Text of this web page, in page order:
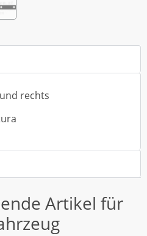
rechts
Artikel für